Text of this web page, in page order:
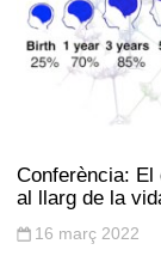
Conferència: El
al llarg de la
16 març 2022